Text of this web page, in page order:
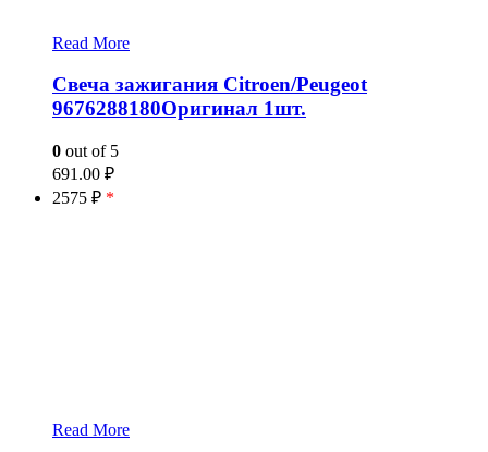
Read More
Свеча зажигания Citroen/Peugeot
9676288180Оригинал 1шт.
0 out of 5
691.00 ₽
2575 ₽ *
Read More